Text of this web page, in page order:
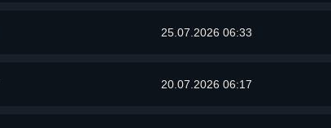
25.07.2026 06:33
20.07.2026 06:17